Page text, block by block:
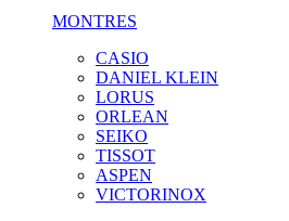
MONTRES
CASIO
DANIEL KLEIN
LORUS
ORLEAN
SEIKO
TISSOT
ASPEN
VICTORINOX